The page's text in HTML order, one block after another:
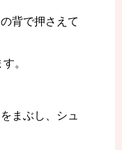
背で押さえて
。
まぶし、シュ